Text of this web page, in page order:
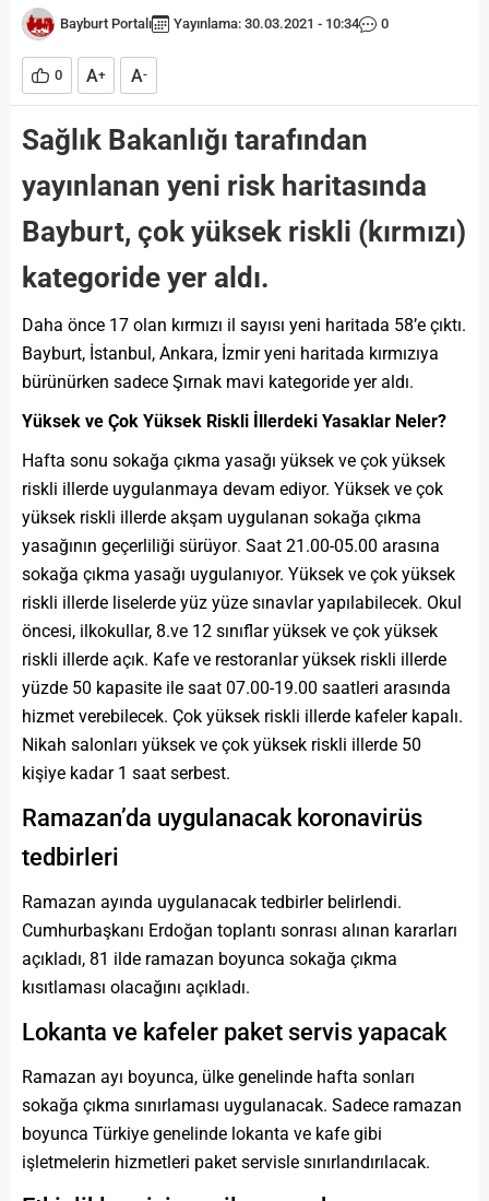
Bayburt Portalı Yayınlama: 30.03.2021 - 10:34 0
0 A+ A-
Sağlık Bakanlığı tarafından
yayınlanan yeni risk haritasında
Bayburt, çok yüksek riskli (kırmızı)
kategoride yer aldı.
Daha önce 17 olan kırmızı il sayısı yeni haritada 58’e çıktı.
Bayburt, İstanbul, Ankara, İzmir yeni haritada kırmızıya
bürünürken sadece Şırnak mavi kategoride yer aldı.
Yüksek ve Çok Yüksek Riskli İllerdeki Yasaklar Neler?
Hafta sonu sokağa çıkma yasağı yüksek ve çok yüksek
riskli illerde uygulanmaya devam ediyor. Yüksek ve çok
yüksek riskli illerde akşam uygulanan sokağa çıkma
yasağının geçerliliği sürüyor. Saat 21.00-05.00 arasına
sokağa çıkma yasağı uygulanıyor. Yüksek ve çok yüksek
riskli illerde liselerde yüz yüze sınavlar yapılabilecek. Okul
öncesi, ilkokullar, 8.ve 12 sınıflar yüksek ve çok yüksek
riskli illerde açık. Kafe ve restoranlar yüksek riskli illerde
yüzde 50 kapasite ile saat 07.00-19.00 saatleri arasında
hizmet verebilecek. Çok yüksek riskli illerde kafeler kapalı.
Nikah salonları yüksek ve çok yüksek riskli illerde 50
kişiye kadar 1 saat serbest.
Ramazan’da uygulanacak koronavirüs
tedbirleri
Ramazan ayında uygulanacak tedbirler belirlendi.
Cumhurbaşkanı Erdoğan toplantı sonrası alınan kararları
açıkladı, 81 ilde ramazan boyunca sokağa çıkma
kısıtlaması olacağını açıkladı.
Lokanta ve kafeler paket servis yapacak
Ramazan ayı boyunca, ülke genelinde hafta sonları
sokağa çıkma sınırlaması uygulanacak. Sadece ramazan
boyunca Türkiye genelinde lokanta ve kafe gibi
işletmelerin hizmetleri paket servisle sınırlandırılacak.